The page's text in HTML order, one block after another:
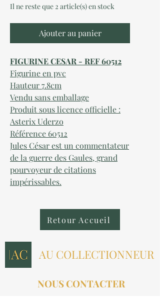
Il ne reste que 2 article(s) en stock
Ajouter au panier
FIGURINE CESAR - REF 60512
Figurine en pvc
Hauteur 7.8cm
Vendu sans emballage
Produit sous licence officielle :
Asterix Uderzo
Référence 60512
Jules César est un commentateur
de la guerre des Gaules, grand
pourvoyeur de citations
impérissables.
Retour Accueil
AU COLLECTIONNEUR
NOUS CONTACTER